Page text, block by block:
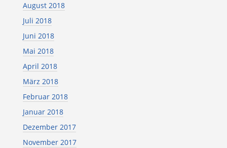
August 2018
Juli 2018
Juni 2018
Mai 2018
April 2018
März 2018
Februar 2018
Januar 2018
Dezember 2017
November 2017